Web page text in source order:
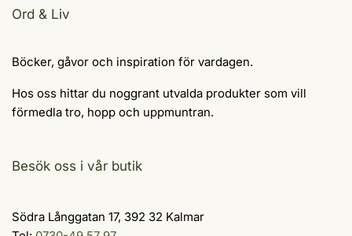
Ord & Liv
Böcker, gåvor och inspiration för vardagen.
Hos oss hittar du noggrant utvalda produkter som vill
förmedla tro, hopp och uppmuntran.
Besök oss i vår butik
Södra Långgatan 17, 392 32 Kalmar